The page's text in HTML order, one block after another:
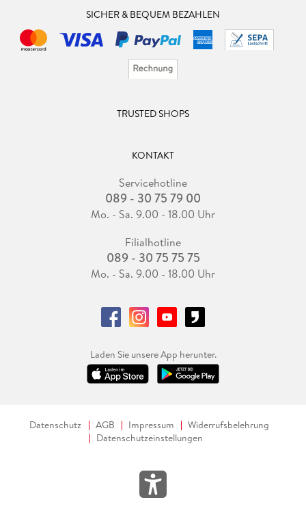
SICHER & BEQUEM BEZAHLEN
TRUSTED SHOPS
KONTAKT
Servicehotline
089 - 30 75 79 00
Mo. - Sa. 9.00 - 18.00 Uhr
Filialhotline
089 - 30 75 75 75
Mo. - Sa. 9.00 - 18.00 Uhr
Laden Sie unsere App herunter.
Datenschutz AGB Impressum
Widerrufsbelehrung
Datenschutzeinstellungen